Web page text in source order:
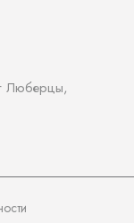
Люберцы,